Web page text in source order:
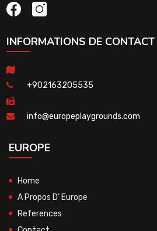
INFORMATIONS DE CONTACT
+902163205535
info@europeplaygrounds.com
EUROPE
Home
A Propos D’ Europe
References